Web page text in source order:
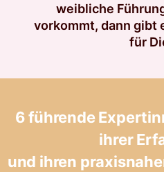
weibliche
vorkommt, dann gibt
für
6 führende
ihrer
und ihren